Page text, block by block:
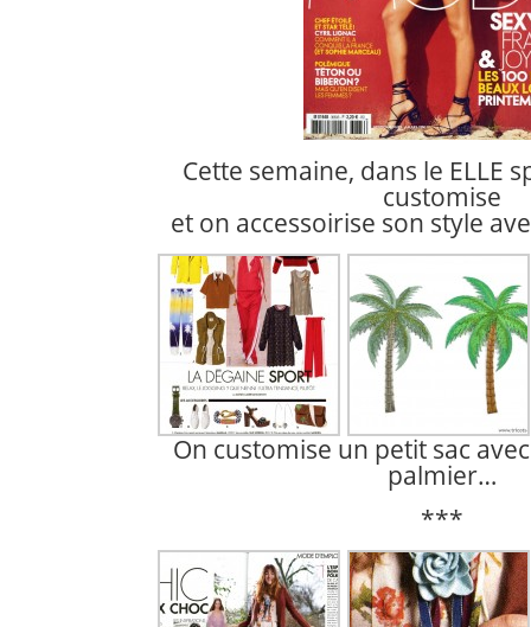
Cette semaine, dans le ELLE
customise
et on accessoirise son style
On customise un petit sac
palmier…
***